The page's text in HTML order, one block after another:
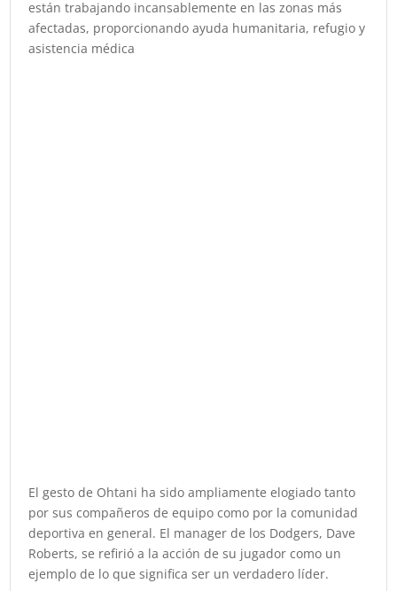
están trabajando incansablemente en las zonas más
afectadas, proporcionando ayuda humanitaria, refugio y
asistencia médica
El gesto de Ohtani ha sido ampliamente elogiado tanto
por sus compañeros de equipo como por la comunidad
deportiva en general. El manager de los Dodgers, Dave
Roberts, se refirió a la acción de su jugador como un
ejemplo de lo que significa ser un verdadero líder.